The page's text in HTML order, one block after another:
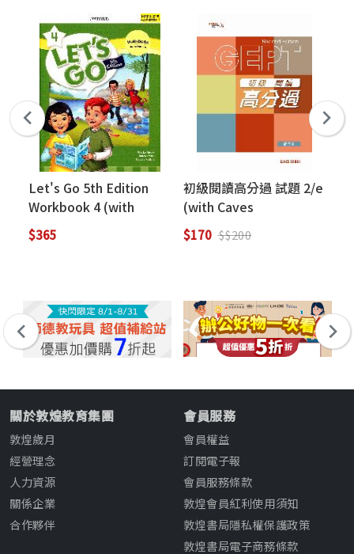
Let's Go 5th Edition
Workbook 4 (with
Online Practice)
$365
初級閱讀高分過 試題 2/e
(with Caves
WebSource)
$170 $$200
關於敦煌教育集團
敦煌歲月
經營理念
人力資源
關係企業
合作夥伴
會員服務
會員權益
訂閱電子報
會員服務條款
敦煌會員紅利使用須知
敦煌書局隱私權保護政策
敦煌書局電子商務條款